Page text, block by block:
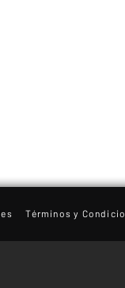
Términos y